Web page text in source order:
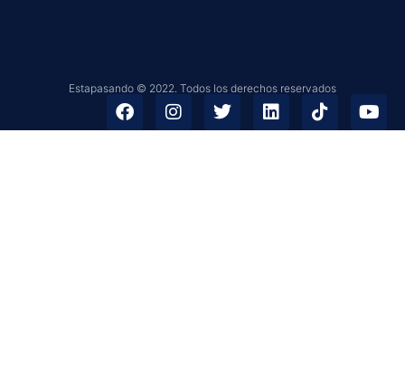
Estapasando © 2022. Todos los derechos reservados